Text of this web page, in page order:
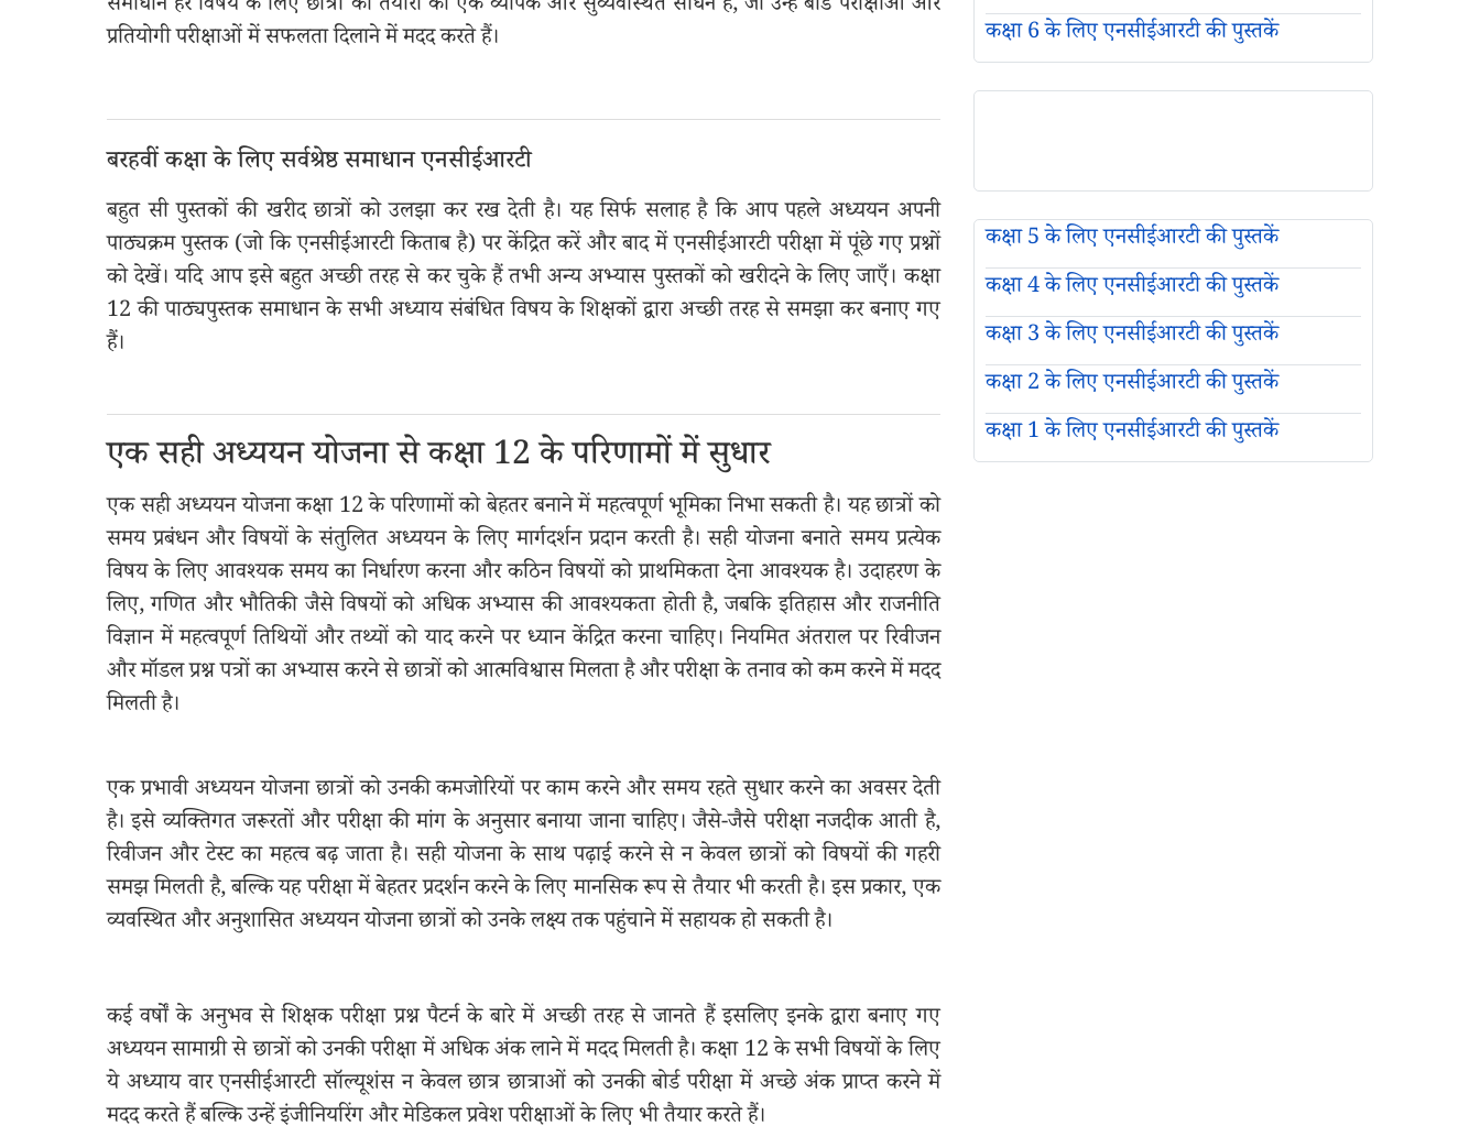
प्रतियोगी परीक्षाओं में सफलता दिलाने में मदद करते हैं।
बरहवीं कक्षा के लिए सर्वश्रेष्ठ समाधान एनसीईआरटी
बहुत सी पुस्तकों की खरीद छात्रों को उलझा कर रख देती है। यह सिर्फ सलाह है कि आप पहले अध्ययन अपनी
पाठ्यक्रम पुस्तक (जो कि एनसीईआरटी किताब है) पर केंद्रित करें और बाद में एनसीईआरटी परीक्षा में पूंछे गए प्रश्नों
को देखें। यदि आप इसे बहुत अच्छी तरह से कर चुके हैं तभी अन्य अभ्यास पुस्तकों को खरीदने के लिए जाएँ। कक्षा
12 की पाठ्यपुस्तक समाधान के सभी अध्याय संबंधित विषय के शिक्षकों द्वारा अच्छी तरह से समझा कर बनाए गए
हैं।
एक सही अध्ययन योजना से कक्षा 12 के परिणामों में सुधार
एक सही अध्ययन योजना कक्षा 12 के परिणामों को बेहतर बनाने में महत्वपूर्ण भूमिका निभा सकती है। यह छात्रों को
समय प्रबंधन और विषयों के संतुलित अध्ययन के लिए मार्गदर्शन प्रदान करती है। सही योजना बनाते समय प्रत्येक
विषय के लिए आवश्यक समय का निर्धारण करना और कठिन विषयों को प्राथमिकता देना आवश्यक है। उदाहरण के
लिए, गणित और भौतिकी जैसे विषयों को अधिक अभ्यास की आवश्यकता होती है, जबकि इतिहास और राजनीति
विज्ञान में महत्वपूर्ण तिथियों और तथ्यों को याद करने पर ध्यान केंद्रित करना चाहिए। नियमित अंतराल पर रिवीजन
और मॉडल प्रश्न पत्रों का अभ्यास करने से छात्रों को आत्मविश्वास मिलता है और परीक्षा के तनाव को कम करने में मदद
मिलती है।
एक प्रभावी अध्ययन योजना छात्रों को उनकी कमजोरियों पर काम करने और समय रहते सुधार करने का अवसर देती
है। इसे व्यक्तिगत जरूरतों और परीक्षा की मांग के अनुसार बनाया जाना चाहिए। जैसे-जैसे परीक्षा नजदीक आती है,
रिवीजन और टेस्ट का महत्व बढ़ जाता है। सही योजना के साथ पढ़ाई करने से न केवल छात्रों को विषयों की गहरी
समझ मिलती है, बल्कि यह परीक्षा में बेहतर प्रदर्शन करने के लिए मानसिक रूप से तैयार भी करती है। इस प्रकार, एक
व्यवस्थित और अनुशासित अध्ययन योजना छात्रों को उनके लक्ष्य तक पहुंचाने में सहायक हो सकती है।
कई वर्षों के अनुभव से शिक्षक परीक्षा प्रश्न पैटर्न के बारे में अच्छी तरह से जानते हैं इसलिए इनके द्वारा बनाए गए
अध्ययन सामाग्री से छात्रों को उनकी परीक्षा में अधिक अंक लाने में मदद मिलती है। कक्षा 12 के सभी विषयों के लिए
ये अध्याय वार एनसीईआरटी सॉल्यूशंस न केवल छात्र छात्राओं को उनकी बोर्ड परीक्षा में अच्छे अंक प्राप्त करने में
मदद करते हैं बल्कि उन्हें इंजीनियरिंग और मेडिकल प्रवेश परीक्षाओं के लिए भी तैयार करते हैं।
कक्षा 6 के लिए एनसीईआरटी की पुस्तकें
कक्षा 5 के लिए एनसीईआरटी की पुस्तकें
कक्षा 4 के लिए एनसीईआरटी की पुस्तकें
कक्षा 3 के लिए एनसीईआरटी की पुस्तकें
कक्षा 2 के लिए एनसीईआरटी की पुस्तकें
कक्षा 1 के लिए एनसीईआरटी की पुस्तकें